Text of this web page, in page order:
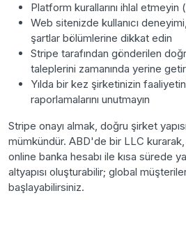
Platform kurallarını ihlal etmeyin
Web sitenizde kullanıcı
şartlar bölümlerine dikkat edin
Stripe tarafından gönderilen
taleplerini zamanında yerine
Yılda bir kez şirketinizin
raporlamalarını unutmayın
Stripe onayı almak, doğru şirket
mümkündür. ABD'de bir LLC
online banka hesabı ile kısa sürede
altyapısı oluşturabilir; global
başlayabilirsiniz.